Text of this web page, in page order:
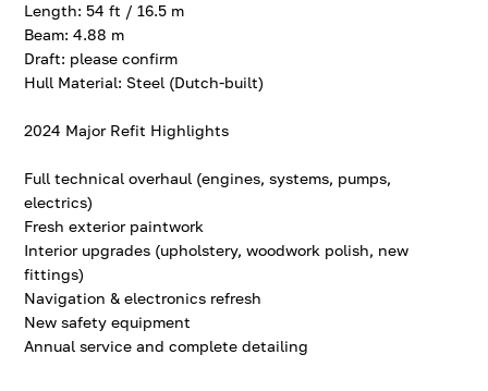
Length: 54 ft / 16.5 m
Beam: 4.88 m
Draft: please confirm
Hull Material: Steel (Dutch-built)
2024 Major Refit Highlights
Full technical overhaul (engines, systems, pumps,
electrics)
Fresh exterior paintwork
Interior upgrades (upholstery, woodwork polish, new
fittings)
Navigation & electronics refresh
New safety equipment
Annual service and complete detailing